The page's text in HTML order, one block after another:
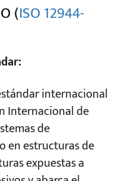
(ISO 12944-
internacional
Internacional de
de
en estructuras de
expuestas a